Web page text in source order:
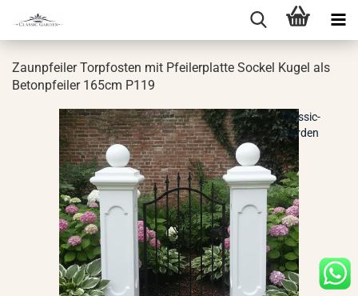
Zaun­pfei­ler Tor­pfos­ten mit Pfei­ler­plat­te So­ckel Kugel als
Be­ton­pfei­ler 165cm P119
Classic-
Garden